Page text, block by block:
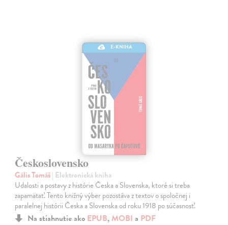
E-KNIHA
Československo
Gális Tomáš| Elektronická kniha
Udalosti a postavy z histórie Česka a Slovenska, ktoré si treba
zapamätať. Tento knižný výber pozostáva z textov o spoločnej i
paralelnej histórii Česka a Slovenska od roku 1918 po súčasnosť.
Na stiahnutie ako EPUB, MOBI a PDF